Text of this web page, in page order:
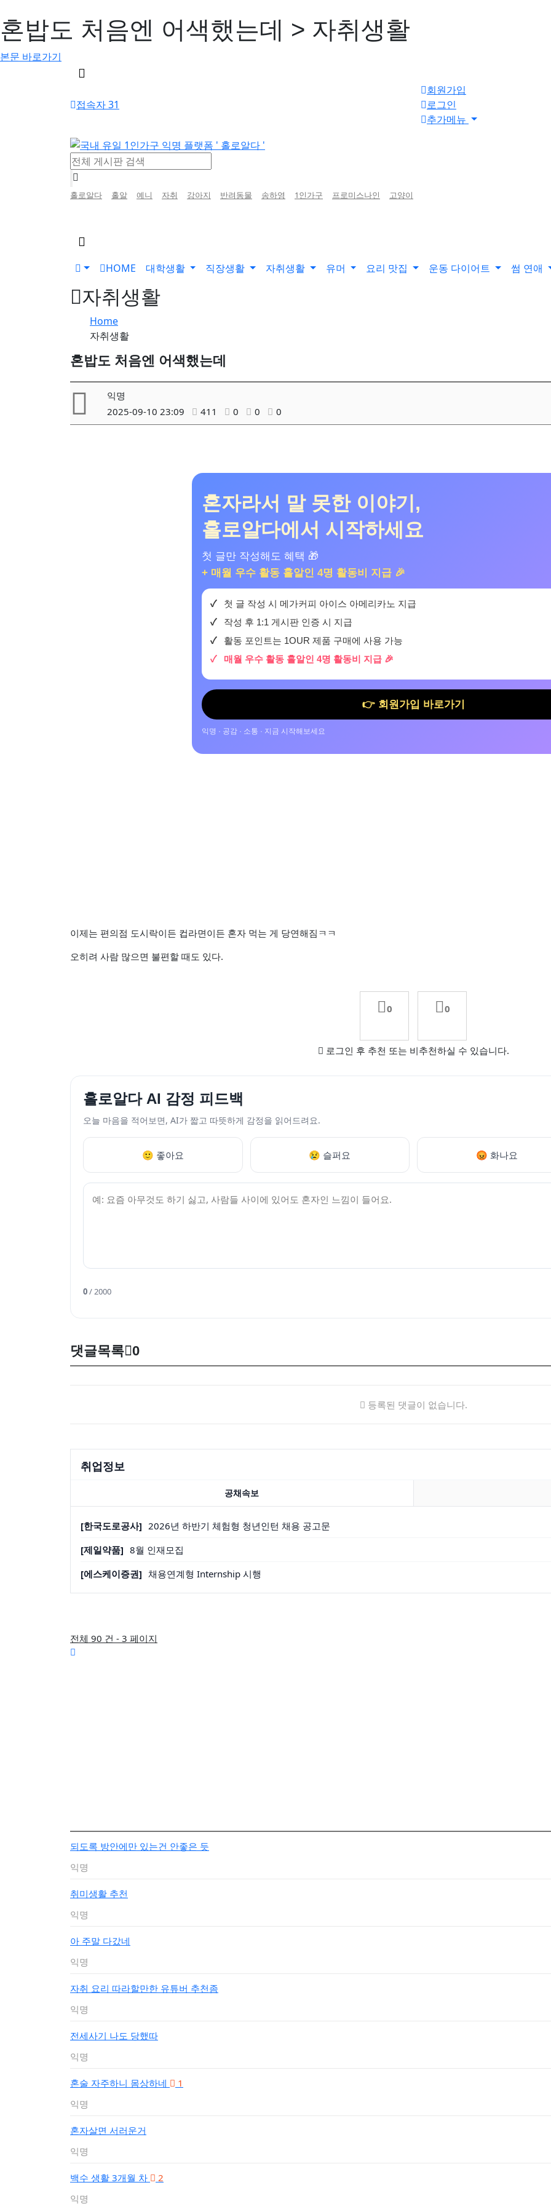
혼밥도 처음엔 어색했는데 > 자취생활
본문 바로가기
메
버
튼
접속자 31
회원가입
로그인
추가메뉴
인
색
홀로알다 홀알 예니 자취 강아지 반려동물 송하영 1인가구 프로미스나인 고양이
검
버
튼
HOME 대학생활 직장생활 자취생활 유머 요리 맛집 운동 다이어트 썸 연애
자취생활
Home
자취생활
혼밥도 처음엔 어색했는데
익명
2025-09-10 23:09
411 0 0 0
혼자라서 말 못한 이야기,
홀로알다에서 시작하세요
첫 글만 작성해도 혜택 🎁
+ 매월 우수 활동 홀알인 4명 활동비 지급 🎉
첫 글 작성 시 메가커피 아이스 아메리카노 지급
작성 후 1:1 게시판 인증 시 지급
활동 포인트는 1OUR 제품 구매에 사용 가능
매월 우수 활동 홀알인 4명 활동비 지급 🎉
👉 회원가입 바로가기
익명 · 공감 · 소통 · 지금 시작해보세요
이제는 편의점 도시락이든 컵라면이든 혼자 먹는 게 당연해짐ㅋㅋ
오히려 사람 많으면 불편할 때도 있다.
0 0
로그인 후 추천 또는 비추천하실 수 있습니다.
홀로알다 AI 감정 피드백
오늘 마음을 적어보면, AI가 짧고 따뜻하게 감정을 읽어드려요.
🙂 좋아요 😢 슬퍼요 😡 화나요
0/ 2000
댓글목록 0
등록된 댓글이 없습니다.
취업정보
공채속보
[한국도로공사] 2026년 하반기 체험형 청년인턴 채용 공고문
[제일약품] 8월 인재모집
[에스케이증권] 채용연계형 Internship 시행
전체 90 건 - 3 페이지
되도록 방안에만 있는건 안좋은 듯
익명
취미생활 추천
익명
아 주말 다갔네
익명
자취 요리 따라할만한 유튜버 추천좀
익명
전세사기 나도 당했따
익명
혼술 자주하니 몸상하네
1
익명
혼자살면 서러운거
익명
백수 생활 3개월 차
2
익명